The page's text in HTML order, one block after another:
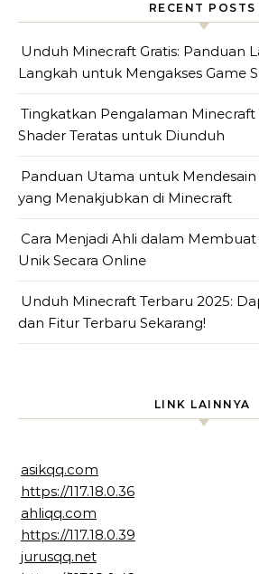
RECENT POSTS
Unduh Minecraft Gratis: Panduan
Langkah untuk Mengakses Game
Tingkatkan Pengalaman Minecraft
Shader Teratas untuk Diunduh
Panduan Utama untuk
yang Menakjubkan di Minecraft
Cara Menjadi Ahli dalam
Unik Secara Online
Unduh Minecraft Terbaru 2025:
dan Fitur Terbaru Sekarang!
LINK LAINNYA
asikqq.com
https://117.18.0.36
ahliqq.com
https://117.18.0.39
jurusqq.net